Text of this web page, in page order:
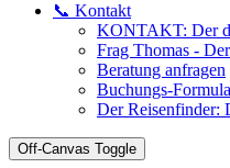
📞 Kontakt
KONTAKT: Der
Frag Thomas -
Beratung anfragen
Buchungs-
Der Reisenfinder:
Off-Canvas Toggle